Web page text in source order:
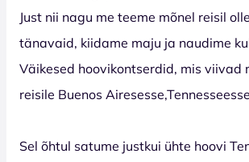
Just nii nagu me teeme mõnel reisil
tänavaid, kiidame maju ja naudime
Väikesed hoovikontserdid, mis viivad
reisile Buenos
Sel õhtul satume justkui ühte hoovi